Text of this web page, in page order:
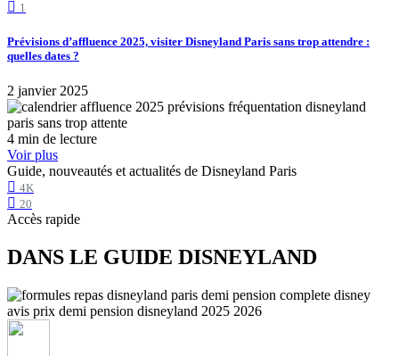
1
Prévisions d’affluence 2025, visiter Disneyland Paris sans trop attendre :
quelles dates ?
2 janvier 2025
4 min de lecture
Voir plus
Guide, nouveautés et actualités de Disneyland Paris
4K
20
Accès rapide
DANS LE GUIDE DISNEYLAND